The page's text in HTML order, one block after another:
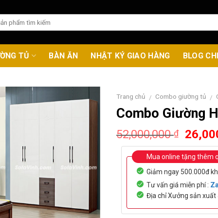
TỦ BÀN ĂN NHẬT KÝ GIAO HÀNG BLOG
Trang chủ / Combo giường tủ /
Combo Giường
52,000,000₫
price
was:
Mua online tặng thêm
Giảm ngay 500.000đ
Tư vấn giá miễn phí :
Địa chỉ Xưởng sản